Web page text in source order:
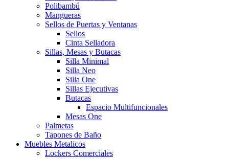
Polibambú
Mangueras
Sellos de Puertas y Ventanas
Sellos
Cinta Selladora
Sillas, Mesas y Butacas
Silla Minimal
Silla Neo
Silla One
Sillas Ejecutivas
Butacas
Espacio Multifuncionales
Mesas One
Palmetas
Tapones de Baño
Muebles Metalicos
Lockers Comerciales